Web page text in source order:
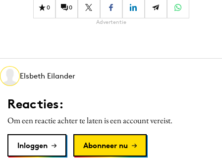
Influencer marketing
Media
Merkstrategie
PR
Programmatic
Purpose Marketing
Reputatie & crisis
0 0
Advertentie
Elsbeth Eilander
Reacties:
Om een reactie achter te laten is een account vereist.
Inloggen Abonneer nu